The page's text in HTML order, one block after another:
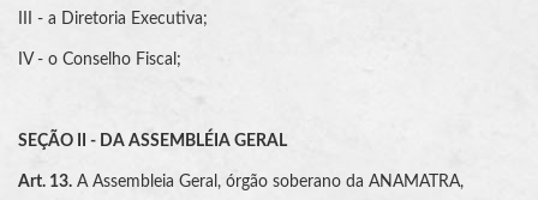
III - a Diretoria Executiva;
IV - o Conselho Fiscal;
SEÇÃO II - DA ASSEMBLÉIA GERAL
Art. 13. A Assembleia Geral, órgão soberano da ANAMATRA,